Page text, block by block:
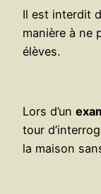
Il est interdit
manière à ne
élèves.
Lors d’un
tour
la maison